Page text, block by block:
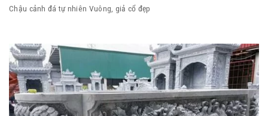
Chậu cảnh đá tự nhiên Vuông, giả cổ đẹp